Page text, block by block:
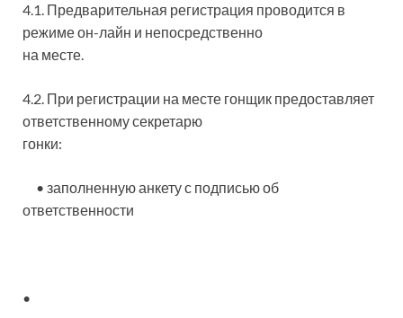
4.1. Предварительная регистрация проводится в
режиме он-лайн и непосредственно
на месте.
4.2. При регистрации на месте гонщик предоставляет
ответственному секретарю
гонки:
• заполненную анкету с подписью об
ответственности
•